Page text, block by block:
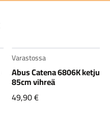
Varastossa
Abus Catena 6806K
85cm vihreä
49,90€